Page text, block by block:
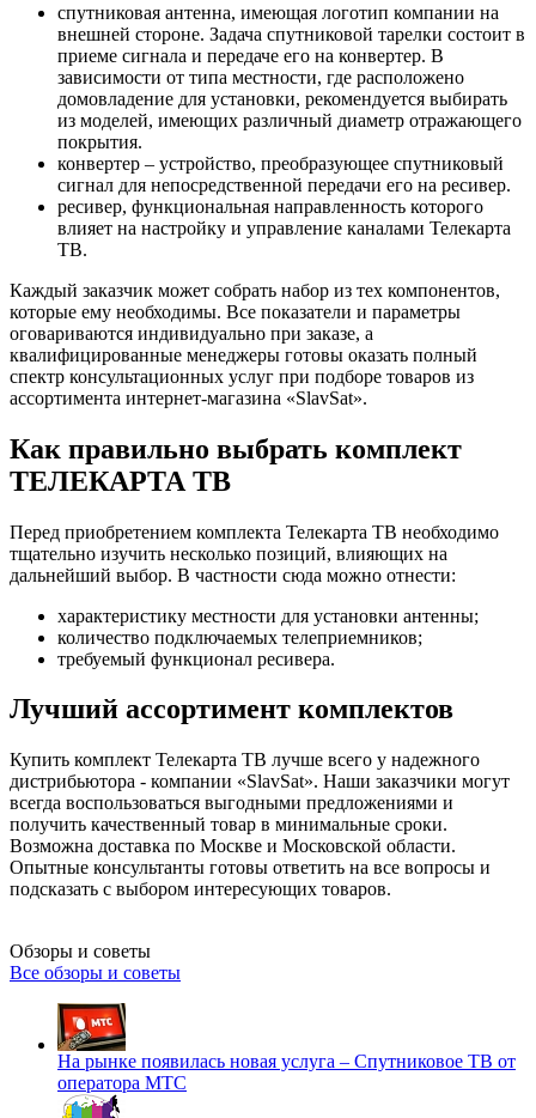
спутниковая антенна, имеющая логотип компании на
внешней стороне. Задача спутниковой тарелки состоит в
приеме сигнала и передаче его на конвертер. В
зависимости от типа местности, где расположено
домовладение для установки, рекомендуется выбирать
из моделей, имеющих различный диаметр отражающего
покрытия.
конвертер – устройство, преобразующее спутниковый
сигнал для непосредственной передачи его на ресивер.
ресивер, функциональная направленность которого
влияет на настройку и управление каналами Телекарта
ТВ.
Каждый заказчик может собрать набор из тех компонентов,
которые ему необходимы. Все показатели и параметры
оговариваются индивидуально при заказе, а
квалифицированные менеджеры готовы оказать полный
спектр консультационных услуг при подборе товаров из
ассортимента интернет-магазина «SlavSat».
Как правильно выбрать комплект
ТЕЛЕКАРТА ТВ
Перед приобретением комплекта Телекарта ТВ необходимо
тщательно изучить несколько позиций, влияющих на
дальнейший выбор. В частности сюда можно отнести:
характеристику местности для установки антенны;
количество подключаемых телеприемников;
требуемый функционал ресивера.
Лучший ассортимент комплектов
Купить комплект Телекарта ТВ лучше всего у надежного
дистрибьютора - компании «SlavSat». Наши заказчики могут
всегда воспользоваться выгодными предложениями и
получить качественный товар в минимальные сроки.
Возможна доставка по Москве и Московской области.
Опытные консультанты готовы ответить на все вопросы и
подсказать с выбором интересующих товаров.
Обзоры и советы
Все обзоры и советы
На рынке появилась новая услуга – Спутниковое ТВ от
оператора МТС